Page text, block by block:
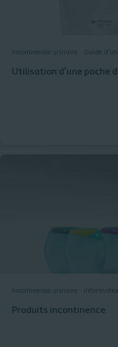
Incontinence urinaire Guide
Utilisation d'une poche
Incontinence urinaire
Produits incontinence